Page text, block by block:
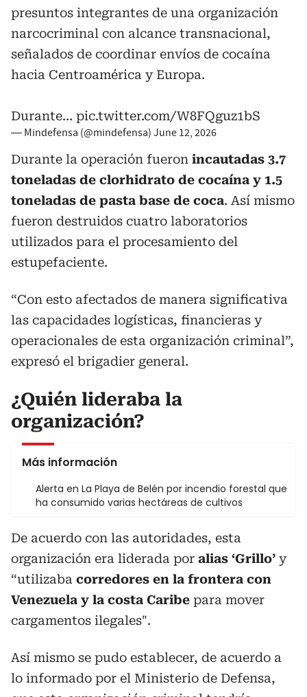
presuntos integrantes de una organización
narcocriminal con alcance transnacional,
señalados de coordinar envíos de cocaína
hacia Centroamérica y Europa.
Durante… pic.twitter.com/W8FQguz1bS
— Mindefensa (@mindefensa) June 12, 2026
Durante la operación fueron incautadas 3.7
toneladas de clorhidrato de cocaína y 1.5
toneladas de pasta base de coca. Así mismo
fueron destruidos cuatro laboratorios
utilizados para el procesamiento del
estupefaciente.
“Con esto afectados de manera significativa
las capacidades logísticas, financieras y
operacionales de esta organización criminal”,
expresó el brigadier general.
¿Quién lideraba la
organización?
Más información
Alerta en La Playa de Belén por incendio forestal que
ha consumido varias hectáreas de cultivos
De acuerdo con las autoridades, esta
organización era liderada por alias ‘Grillo’ y
“utilizaba corredores en la frontera con
Venezuela y la costa Caribe para mover
cargamentos ilegales".
Así mismo se pudo establecer, de acuerdo a
lo informado por el Ministerio de Defensa,